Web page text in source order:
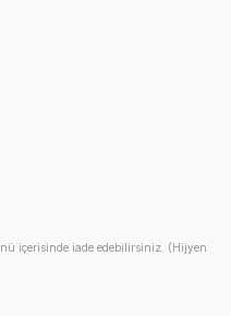
içerisinde iade edebilirsiniz. (Hijyen